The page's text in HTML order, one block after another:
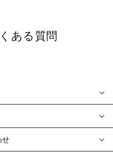
ある質問
せ